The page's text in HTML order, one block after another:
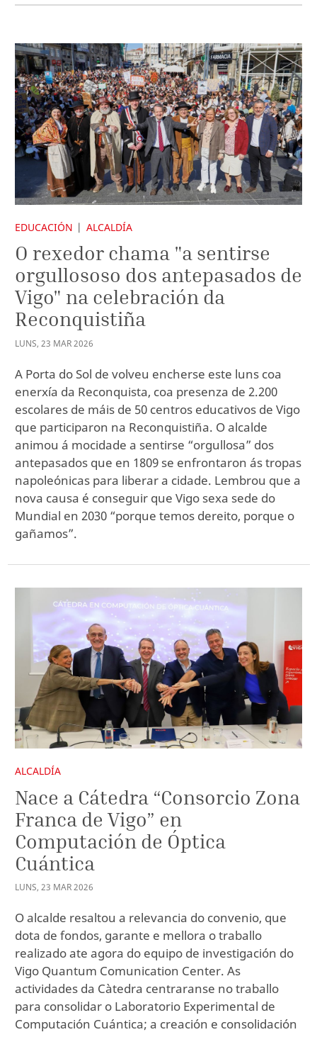
EDUCACIÓN ALCALDÍA
O rexedor chama "a sentirse
orgullososo dos antepasados de
Vigo" na celebración da
Reconquistiña
LUNS, 23 MAR2026
A Porta do Sol de volveu encherse este luns coa
enerxía da Reconquista, coa presenza de 2.200
escolares de máis de 50 centros educativos de Vigo
que participaron na Reconquistiña. O alcalde
animou á mocidade a sentirse “orgullosa” dos
antepasados que en 1809 se enfrontaron ás tropas
napoleónicas para liberar a cidade. Lembrou que a
nova causa é conseguir que Vigo sexa sede do
Mundial en 2030 “porque temos dereito, porque o
gañamos”.
ALCALDÍA
Nace a Cátedra “Consorcio Zona
Franca de Vigo” en
Computación de Óptica
Cuántica
LUNS, 23 MAR2026
O alcalde resaltou a relevancia do convenio, que
dota de fondos, garante e mellora o traballo
realizado ate agora do equipo de investigación do
Vigo Quantum Comunication Center. As
actividades da Càtedra centraranse no traballo
para consolidar o Laboratorio Experimental de
Computación Cuántica; a creación e consolidación